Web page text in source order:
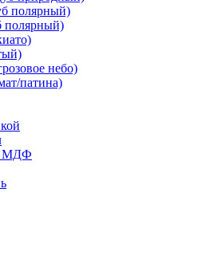
полярный)
полярный)
небо)
патина)
МДФ